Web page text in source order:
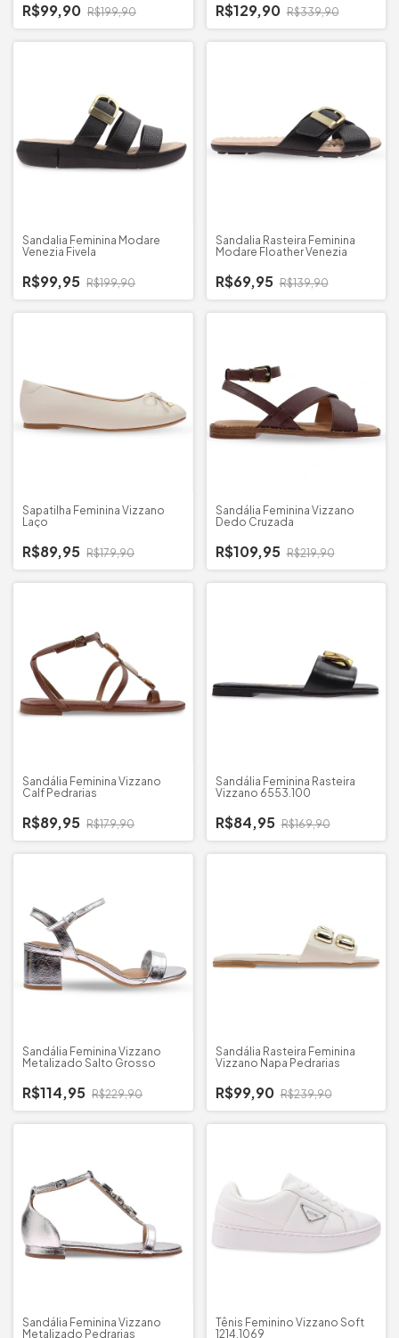
R$99,90 R$199,90 R$129,90 R$339,90
Sandalia Feminina Modare
Venezia Fivela
R$99,95 R$199,90
Sandalia Rasteira Feminina
Modare Floather Venezia
R$69,95 R$139,90
Sapatilha Feminina Vizzano
Laço
R$89,95 R$179,90
Sandália Feminina Vizzano
Dedo Cruzada
R$109,95 R$219,90
Sandália Feminina Vizzano
Calf Pedrarias
R$89,95 R$179,90
Sandália Feminina Rasteira
Vizzano 6553.100
R$84,95 R$169,90
Sandália Feminina Vizzano
Metalizado Salto Grosso
R$114,95 R$229,90
Sandália Rasteira Feminina
Vizzano Napa Pedrarias
R$99,90 R$239,90
Sandália Feminina Vizzano
Metalizado Pedrarias
Tênis Feminino Vizzano Soft
1214.1069